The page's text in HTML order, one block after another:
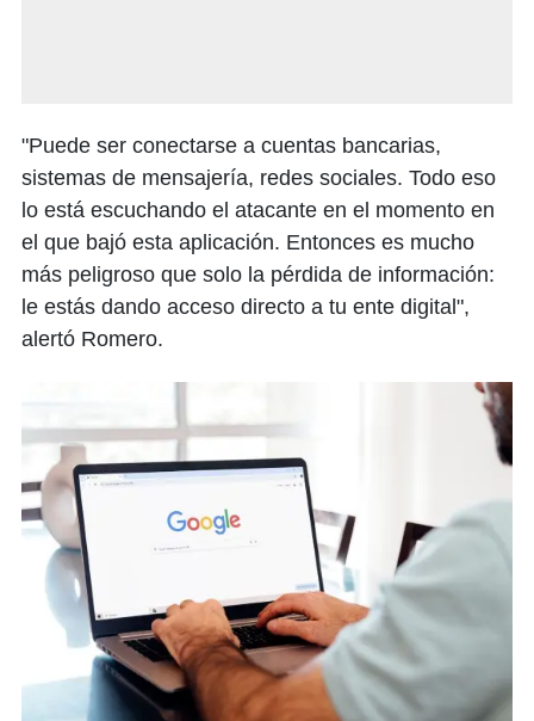
"Puede ser conectarse a cuentas bancarias,
sistemas de mensajería, redes sociales. Todo eso
lo está escuchando el atacante en el momento en
el que bajó esta aplicación. Entonces es mucho
más peligroso que solo la pérdida de información:
le estás dando acceso directo a tu ente digital",
alertó Romero.